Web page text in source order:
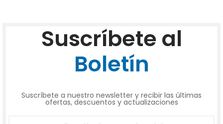
Suscríbete al
Boletín
Suscríbete a nuestro newsletter y recibir las últimas
ofertas, descuentos y actualizaciones